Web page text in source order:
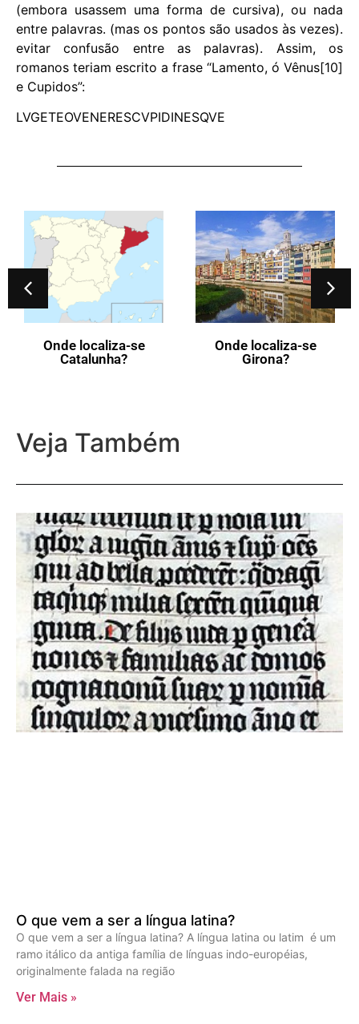
(embora usassem uma forma de cursiva), ou nada
entre palavras. (mas os pontos são usados ​​às vezes).
evitar confusão entre as palavras). Assim, os
romanos teriam escrito a frase “Lamento, ó Vênus[10]
e Cupidos”:
LVGETEOVENERESCVPIDINESQVE
Onde localiza-se
Catalunha?
Onde localiza-se
Girona?
Veja Também
O que vem a ser a língua latina?
O que vem a ser a língua latina? A língua latina ou latim é um
ramo itálico da antiga família de línguas indo-européias,
originalmente falada na região
Ver Mais »